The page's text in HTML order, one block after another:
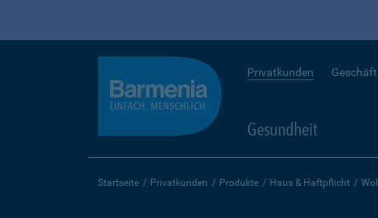
Privatkunden
Gesundheit
Startseite Privatkunden Produkte Haus & Haftpflicht